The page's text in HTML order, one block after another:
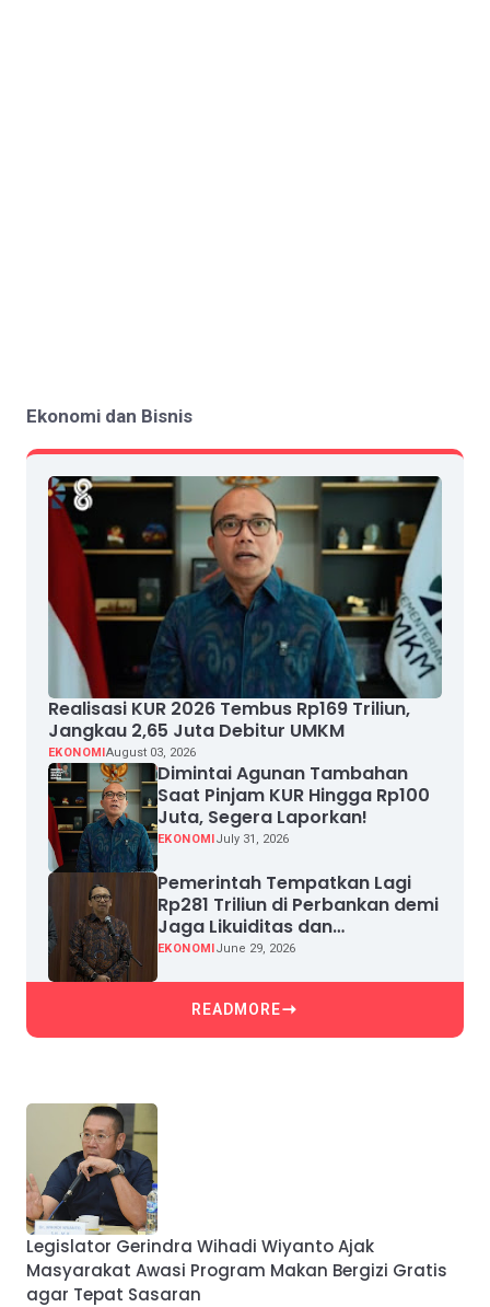
Ekonomi dan Bisnis
Realisasi KUR 2026 Tembus Rp169 Triliun,
Jangkau 2,65 Juta Debitur UMKM
EKONOMIAugust 03, 2026
Dimintai Agunan Tambahan
Saat Pinjam KUR Hingga Rp100
Juta, Segera Laporkan!
EKONOMIJuly 31, 2026
Pemerintah Tempatkan Lagi
Rp281 Triliun di Perbankan demi
Jaga Likuiditas dan
Pertumbuhan Kredit
EKONOMIJune 29, 2026
READMORE
Legislator Gerindra Wihadi Wiyanto Ajak
Masyarakat Awasi Program Makan Bergizi Gratis
agar Tepat Sasaran